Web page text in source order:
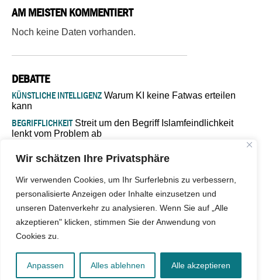
Wir schätzen Ihre Privatsphäre
Wir verwenden Cookies, um Ihr Surferlebnis zu verbessern,
personalisierte Anzeigen oder Inhalte einzusetzen und
unseren Datenverkehr zu analysieren. Wenn Sie auf „Alle
akzeptieren" klicken, stimmen Sie der Anwendung von
Cookies zu.
Anpassen Alles ablehnen Alle akzeptieren
AM MEISTEN KOMMENTIERT
Noch keine Daten vorhanden.
DEBATTE
KÜNSTLICHE INTELLIGENZ Warum KI keine Fatwas erteilen
kann
BEGRIFFLICHKEITStreit um den Begriff Islamfeindlichkeit
lenkt vom Problem ab
Verantwortung bleibt“
ISLAMISCHE FAKULTÄT IN MÜNSTEREine kritische Schwelle für
die deutsche Religionspolitik
GASTBEITRAGWarum die muslimische Welt eine neue
Kontakt|Impressum Barrierefreiheit|Jobs Netiquette|Mediadaten